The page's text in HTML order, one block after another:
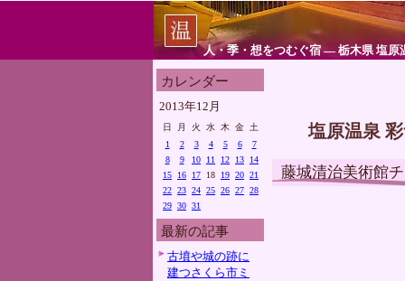
人・季・想をつむぐ宿 ― 栃木県 塩原
カレンダー
2013年12月
日 月 火 水 木 金
土
1
2 3 4 5 6
7
8
9 10 11 12 13
14
15
16 17 18 19 20 21
22 23 24 25 26 27 28
29 30 31
最新の記事
古墳や城の跡に
建つさくら市ミ
塩原温泉
藤城清治美術館